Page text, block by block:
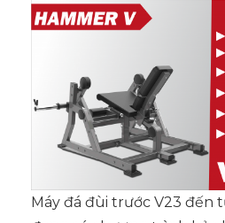
Máy đá đùi trước V23 đến